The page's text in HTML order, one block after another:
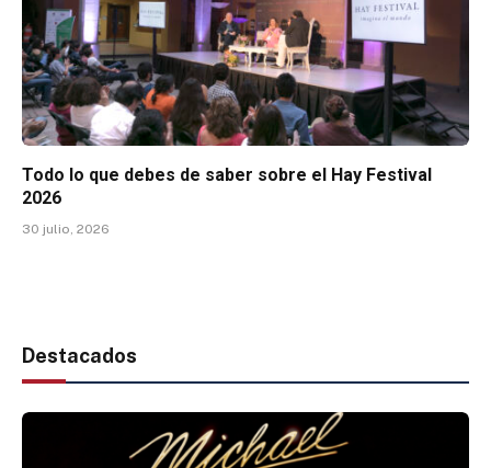
Todo lo que debes de saber sobre el Hay Festival
2026
30 julio, 2026
Destacados